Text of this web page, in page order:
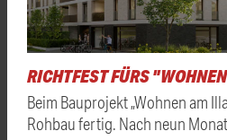
RICHTFEST FÜRS
Beim Bauprojekt „Wohnen am
Rohbau fertig. Nach neun